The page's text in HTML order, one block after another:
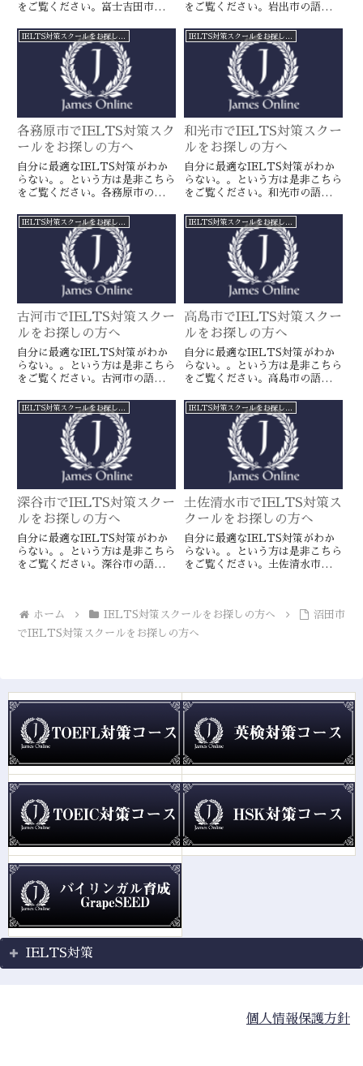
をご覧ください。富士吉田市の語
オンラインのIELTS対策ならよ
り確実に目標達成が近づきます。
海外留学や移住をお考えの方や国
内大学受験を有利に進めたい方に
をご覧ください。岩出市の語学ス
ラインのIELTS対策ならより確
実に目標達成が近づきます。海外
留学や移住をお考えの方や国内大
学受験を有利に進めたい方に是
IELTS対策スクールをお探しの方へ
各務原市でIELTS対策スク
ールをお探しの方へ
自分に最適なIELTS対策がわか
らない。。という方は是非こちら
をご覧ください。各務原市の語学
ンラインのIELTS対策ならより
確実に目標達成が近づきます。海
外留学や移住をお考えの方や国内
大学受験を有利に進めたい方に是
IELTS対策スクールをお探しの方へ
和光市でIELTS対策スクー
ルをお探しの方へ
自分に最適なIELTS対策がわか
らない。。という方は是非こちら
をご覧ください。和光市の語学ス
ラインのIELTS対策ならより確
実に目標達成が近づきます。海外
留学や移住をお考えの方や国内大
学受験を有利に進めたい方に是
IELTS対策スクールをお探しの方へ
古河市でIELTS対策スクー
ルをお探しの方へ
自分に最適なIELTS対策がわか
らない。。という方は是非こちら
をご覧ください。古河市の語学ス
ラインのIELTS対策ならより確
実に目標達成が近づきます。海外
留学や移住をお考えの方や国内大
学受験を有利に進めたい方に是
IELTS対策スクールをお探しの方へ
高島市でIELTS対策スクー
ルをお探しの方へ
自分に最適なIELTS対策がわか
らない。。という方は是非こちら
をご覧ください。高島市の語学ス
ラインのIELTS対策ならより確
実に目標達成が近づきます。海外
留学や移住をお考えの方や国内大
学受験を有利に進めたい方に是
IELTS対策スクールをお探しの方へ
深谷市でIELTS対策スクー
ルをお探しの方へ
自分に最適なIELTS対策がわか
らない。。という方は是非こちら
をご覧ください。深谷市の語学ス
留学や移住をお考えの方や国内大
学受験を有利に進めたい方に是
IELTS対策スクールをお探しの方へ
土佐清水市でIELTS対策ス
クールをお探しの方へ
自分に最適なIELTS対策がわか
らない。。という方は是非こちら
をご覧ください。土佐清水市の語
海外留学や移住をお考えの方や国
内大学受験を有利に進めたい方に
ホーム IELTS対策スクールをお探しの方へ
沼田市
でIELTS対策スクールをお探しの方へ
IELTS対策
個人情報保護方針